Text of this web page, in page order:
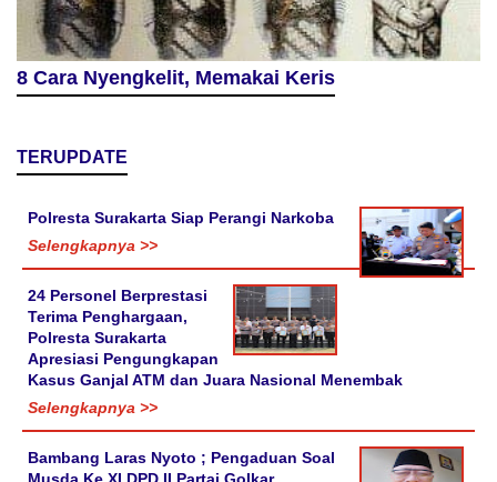
8 Cara Nyengkelit, Memakai Keris
TERUPDATE
Polresta Surakarta Siap Perangi Narkoba
Selengkapnya >>
24 Personel Berprestasi
Terima Penghargaan,
Polresta Surakarta
Apresiasi Pengungkapan
Kasus Ganjal ATM dan Juara Nasional Menembak
Selengkapnya >>
Bambang Laras Nyoto ; Pengaduan Soal